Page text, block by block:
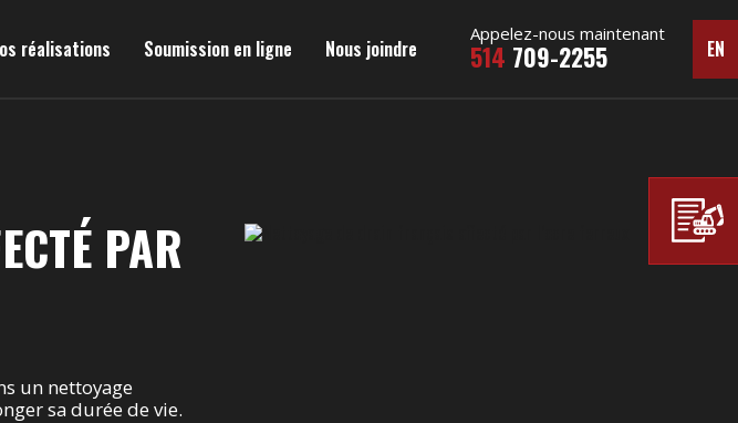
réalisations Soumission en ligne Nous joindre
Appelez-nous maintenant
514 709-2255 EN
PAR
un nettoyage
sa durée de vie.